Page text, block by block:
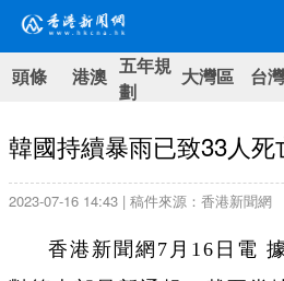
頭條 港澳 五年規
劃
大灣區 台灣
韓國持續暴雨已致33人死
2023-07-16 14:43 | 稿件來源：香港新聞網
香港新聞網7月16日電